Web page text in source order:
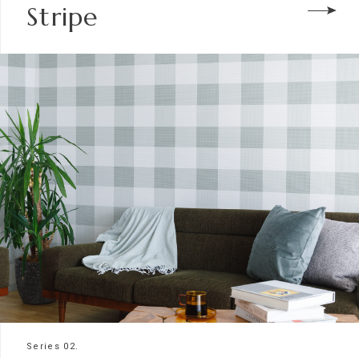
Stripe
Series 02.